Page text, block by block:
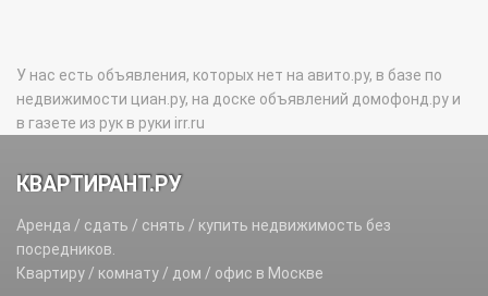
У нас есть объявления, которых нет на авито.ру, в базе по
недвижимости циан.ру, на доске объявлений домофонд.ру и
в газете из рук в руки irr.ru
КВАРТИРАНТ.РУ
Аренда / сдать / снять / купить недвижимость без
посредников.
Квартиру / комнату / дом / офис в Москве